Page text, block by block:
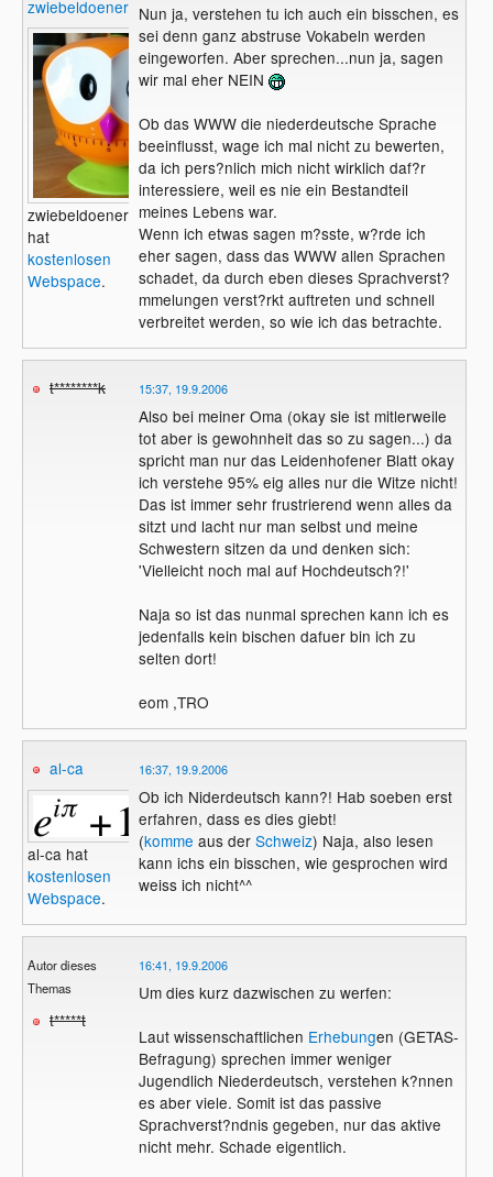
zwiebeldoener
zwiebeldoener
hat
kostenlosen
Webspace.
Nun ja, verstehen tu ich auch ein bisschen, es
sei denn ganz abstruse Vokabeln werden
eingeworfen. Aber sprechen...nun ja, sagen
wir mal eher NEIN
Ob das WWW die niederdeutsche Sprache
beeinflusst, wage ich mal nicht zu bewerten,
da ich pers?nlich mich nicht wirklich daf?r
interessiere, weil es nie ein Bestandteil
meines Lebens war.
Wenn ich etwas sagen m?sste, w?rde ich
eher sagen, dass das WWW allen Sprachen
schadet, da durch eben dieses Sprachverst?
mmelungen verst?rkt auftreten und schnell
verbreitet werden, so wie ich das betrachte.
t********k 15:37, 19.9.2006
Also bei meiner Oma (okay sie ist mitlerweile
tot aber is gewohnheit das so zu sagen...) da
spricht man nur das Leidenhofener Blatt okay
ich verstehe 95% eig alles nur die Witze nicht!
Das ist immer sehr frustrierend wenn alles da
sitzt und lacht nur man selbst und meine
Schwestern sitzen da und denken sich:
'Vielleicht noch mal auf Hochdeutsch?!'
Naja so ist das nunmal sprechen kann ich es
jedenfalls kein bischen dafuer bin ich zu
selten dort!
eom ,TRO
al-ca
al-ca hat
kostenlosen
Webspace.
16:37, 19.9.2006
Ob ich Niderdeutsch kann?! Hab soeben erst
erfahren, dass es dies giebt!
(komme aus der Schweiz) Naja, also lesen
kann ichs ein bisschen, wie gesprochen wird
weiss ich nicht^^
Autor dieses
Themas
t*****t
16:41, 19.9.2006
Um dies kurz dazwischen zu werfen:
Laut wissenschaftlichen Erhebungen (GETAS-
Befragung) sprechen immer weniger
Jugendlich Niederdeutsch, verstehen k?nnen
es aber viele. Somit ist das passive
Sprachverst?ndnis gegeben, nur das aktive
nicht mehr. Schade eigentlich.